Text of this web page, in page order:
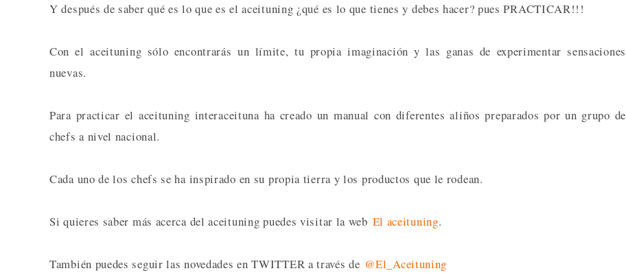
Y después de saber qué es lo que es el aceituning ¿qué es lo que tienes y debes hacer? pues PRACTICAR!!!
Con el aceituning sólo encontrarás un límite, tu propia imaginación y las ganas de experimentar sensaciones
nuevas.
Para practicar el aceituning interaceituna ha creado un manual con diferentes aliños preparados por un grupo de
chefs a nivel nacional.
Cada uno de los chefs se ha inspirado en su propia tierra y los productos que le rodean.
Si quieres saber más acerca del aceituning puedes visitar la web El aceituning.
También puedes seguir las novedades en TWITTER a través de @El_Aceituning